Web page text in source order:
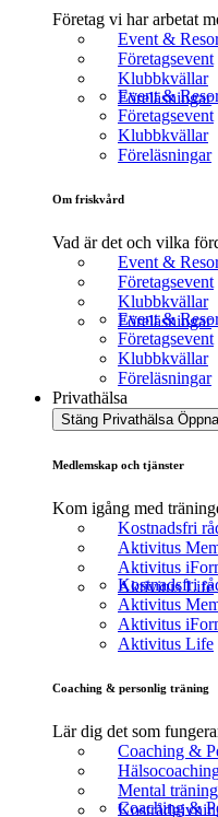
Företag vi har arbetat
Event &
Företagsevent
Klubbkvällar
Föreläsningar
Event &
Företagsevent
Klubbkvällar
Föreläsningar
Om friskvård
Vad är det och vilka
Event &
Företagsevent
Klubbkvällar
Föreläsningar
Event &
Företagsevent
Klubbkvällar
Föreläsningar
Privathälsa
Stäng Privathälsa
Medlemskap och tjänster
Kom igång med
Kostnadsfri
Aktivitus
Aktivitus
Aktivitus Life
Kostnadsfri
Aktivitus
Aktivitus
Aktivitus Life
Coaching & personlig träning
Lär dig det som
Coaching &
Mental träning
Coaching &